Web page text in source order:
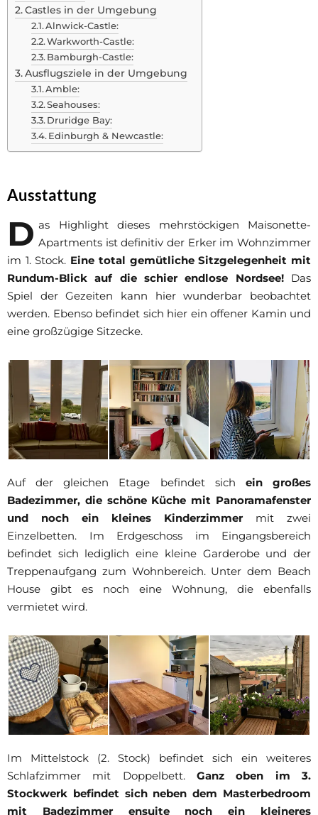
Castles in der Umgebung
Alnwick-Castle:
Warkworth-Castle:
Bamburgh-Castle:
Ausflugsziele in der Umgebung
Amble:
Seahouses:
Druridge Bay:
Edinburgh & Newcastle:
Ausstattung
D as Highlight dieses mehrstöckigen Maisonette-
Apartments ist definitiv der Erker im Wohnzimmer
im 1. Stock. Eine total gemütliche Sitzgelegenheit mit
Rundum-Blick auf die schier endlose Nordsee!Das
Spiel der Gezeiten kann hier wunderbar beobachtet
werden. Ebenso befindet sich hier ein offener Kamin und
eine großzügige Sitzecke.
Auf der gleichen Etage befindet sich ein großes
Badezimmer, die schöne Küche mit Panoramafenster
und noch ein kleines Kinderzimmer mit zwei
Einzelbetten. Im Erdgeschoss im Eingangsbereich
befindet sich lediglich eine kleine Garderobe und der
Treppenaufgang zum Wohnbereich. Unter dem Beach
House gibt es noch eine Wohnung, die ebenfalls
vermietet wird.
Im Mittelstock (2. Stock) befindet sich ein weiteres
Schlafzimmer mit Doppelbett. Ganz oben im 3.
Stockwerk befindet sich neben dem Masterbedroom
mit Badezimmer ensuite noch ein kleineres